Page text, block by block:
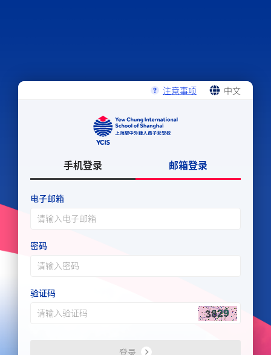
注意事项
中文
手机登录 邮箱登录
电子邮箱
密码
验证码
登录